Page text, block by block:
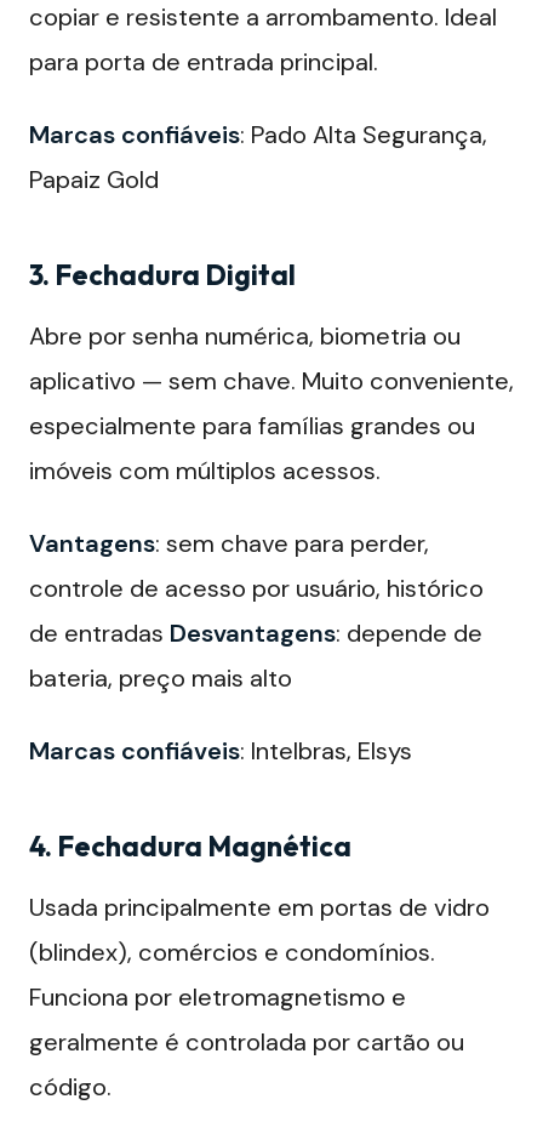
copiar e resistente a arrombamento. Ideal
para porta de entrada principal.
Marcas confiáveis: Pado Alta Segurança,
Papaiz Gold
3. Fechadura Digital
Abre por senha numérica, biometria ou
aplicativo — sem chave. Muito conveniente,
especialmente para famílias grandes ou
imóveis com múltiplos acessos.
Vantagens: sem chave para perder,
controle de acesso por usuário, histórico
de entradas Desvantagens: depende de
bateria, preço mais alto
Marcas confiáveis: Intelbras, Elsys
4. Fechadura Magnética
Usada principalmente em portas de vidro
(blindex), comércios e condomínios.
Funciona por eletromagnetismo e
geralmente é controlada por cartão ou
código.